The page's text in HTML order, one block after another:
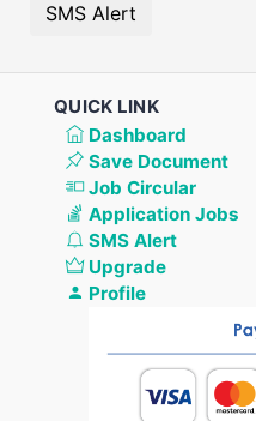
SMS Alert
QUICK LINK
Dashboard
Save Document
Job Circular
Application Jobs
SMS Alert
Upgrade
Profile